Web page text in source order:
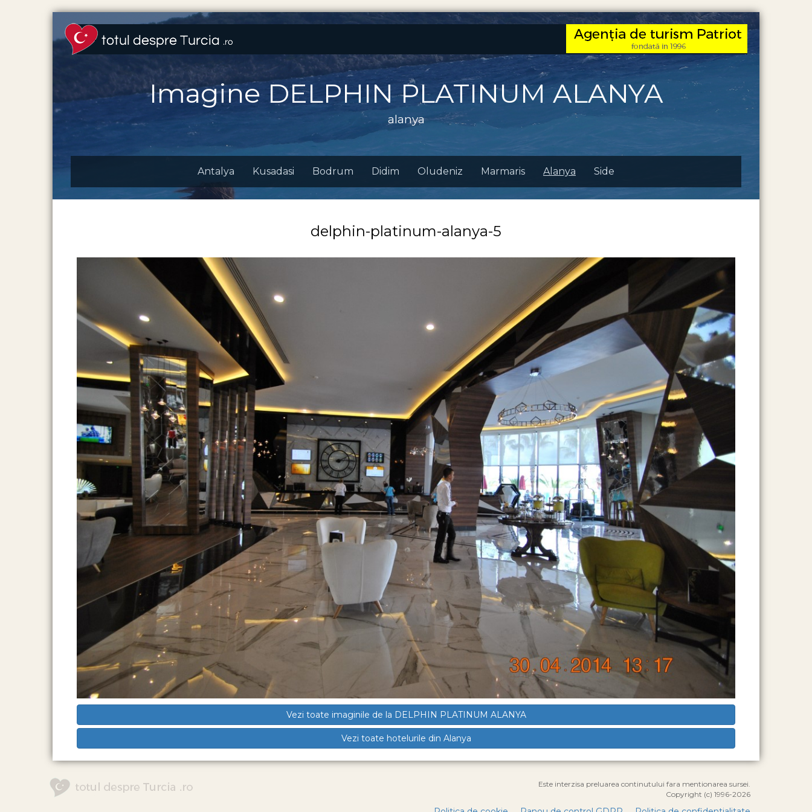
Imagine DELPHIN PLATINUM ALANYA
alanya
Antalya Kusadasi Bodrum Didim Oludeniz Marmaris Alanya Side
delphin-platinum-alanya-5
Vezi toate imaginile de la DELPHIN PLATINUM ALANYA
Vezi toate hotelurile din Alanya
Este interzisa preluarea continutului fara mentionarea sursei.
Copyright (c) 1996-2026